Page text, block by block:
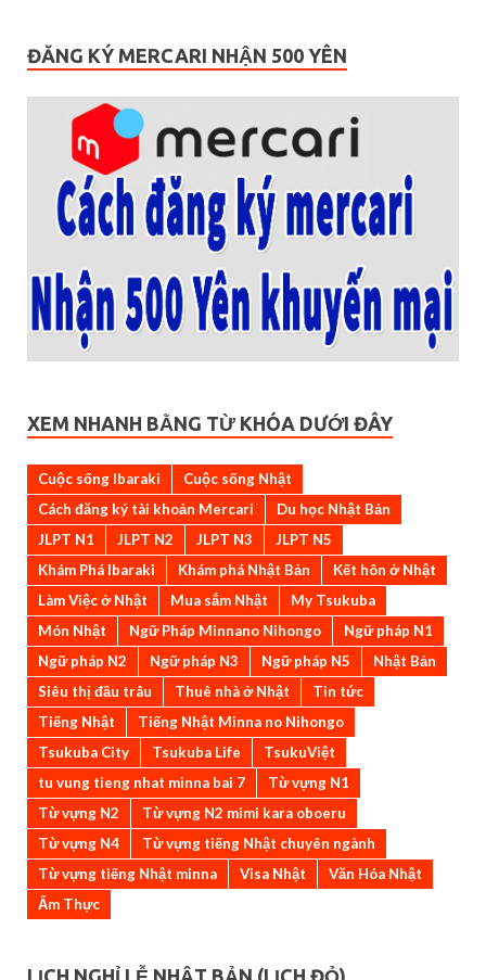
ĐĂNG KÝ MERCARI NHẬN 500 YÊN
XEM NHANH BẰNG TỪ KHÓA DƯỚI ĐÂY
Cuộc sống Ibaraki
Cuộc sống Nhật
Cách đăng ký tài khoản Mercari
Du học Nhật Bản
JLPT N1
JLPT N2 JLPT N3
JLPT N5
Khám Phá Ibaraki
Khám phá Nhật Bản
Kết hôn ở Nhật
Làm Việc ở Nhật
Mua sắm Nhật
My Tsukuba
Món Nhật
Ngữ Pháp Minnano Nihongo
Ngữ pháp N1
Ngữ pháp N2
Ngữ pháp N3 Ngữ pháp N5
Nhật Bản
Siêu thị đầu trâu
Thuê nhà ở Nhật
Tin tức
Tiếng Nhật
Tiếng Nhật Minna no Nihongo
Tsukuba City
Tsukuba Life
TsukuViệt
tu vung tieng nhat minna bai 7
Từ vựng N1
Từ vựng N2
Từ vựng N2 mimi kara oboeru
Từ vựng N4
Từ vựng tiếng Nhật chuyên ngành
Từ vựng tiếng Nhật minna
Visa Nhật
Văn Hóa Nhật
Ẩm Thực
LỊCH NGHỈ LỄ NHẬT BẢN (LỊCH ĐỎ)